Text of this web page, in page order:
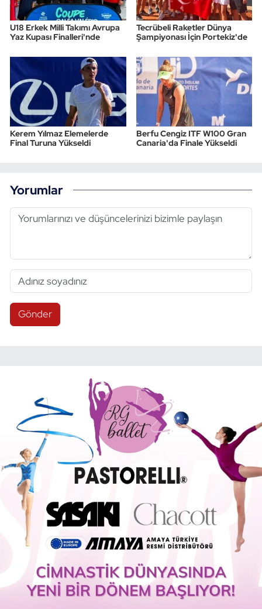
U18 Erkek Milli Takımı Avrupa
Yaz Kupası Finalleri'nde
Tecrübeli Raketler Dünya
Şampiyonası İçin Portekiz'de
Kerem Yılmaz Elemelerde
Final Turuna Yükseldi
Berfu Cengiz ITF W100 Gran
Canaria'da Finale Yükseldi
Yorumlar
Gönder